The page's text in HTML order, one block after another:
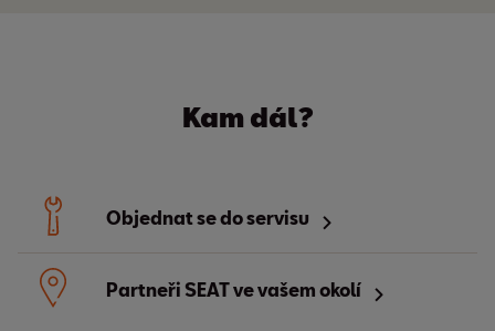
Kam dál?
Objednat se do servisu
Partneři SEAT ve vašem okolí